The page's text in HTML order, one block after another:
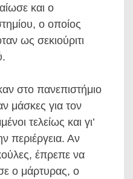
και ο
ο οποίος
ως σεκιούριτι
στο πανεπιστήμιο
μάσκες για τον
τελείως και γι’
περιέργεια. Αν
έπρεπε να
ο μάρτυρας, ο